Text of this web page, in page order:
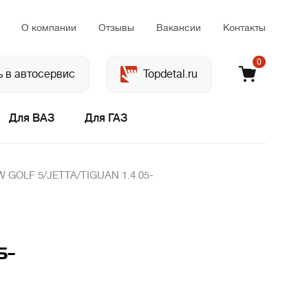
О компании Отзывы Вакансии Контакты
в автосервис Topdetal.ru
0
Для ВАЗ Для ГАЗ
GOLF 5/JETTA/TIGUAN 1.4 05-